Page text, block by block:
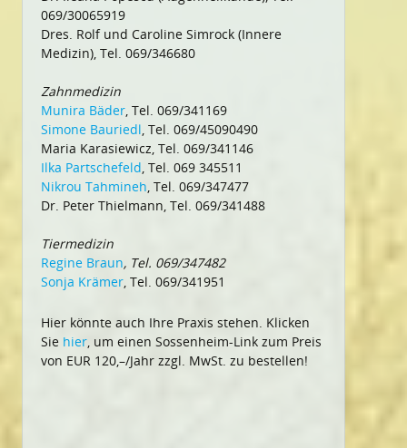
069/30065919
Dres. Rolf und Caroline Simrock (Innere
Medizin), Tel. 069/346680
Zahnmedizin
Munira Bäder, Tel. 069/341169
Simone Bauriedl, Tel. 069/45090490
Maria Karasiewicz, Tel. 069/341146
Ilka Partschefeld, Tel. 069 345511
Nikrou Tahmineh, Tel. 069/347477
Dr. Peter Thielmann, Tel. 069/341488
Tiermedizin
Regine Braun, Tel. 069/347482
Sonja Krämer, Tel. 069/341951
Hier könnte auch Ihre Praxis stehen. Klicken
Sie hier, um einen Sossenheim-Link zum Preis
von EUR 120,–/Jahr zzgl. MwSt. zu bestellen!